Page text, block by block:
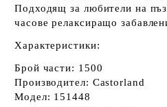
Подходящ за любители на
часове релаксиращо
Характеристики:
Брой части: 1500
Производител: Castorland
Модел: 151448